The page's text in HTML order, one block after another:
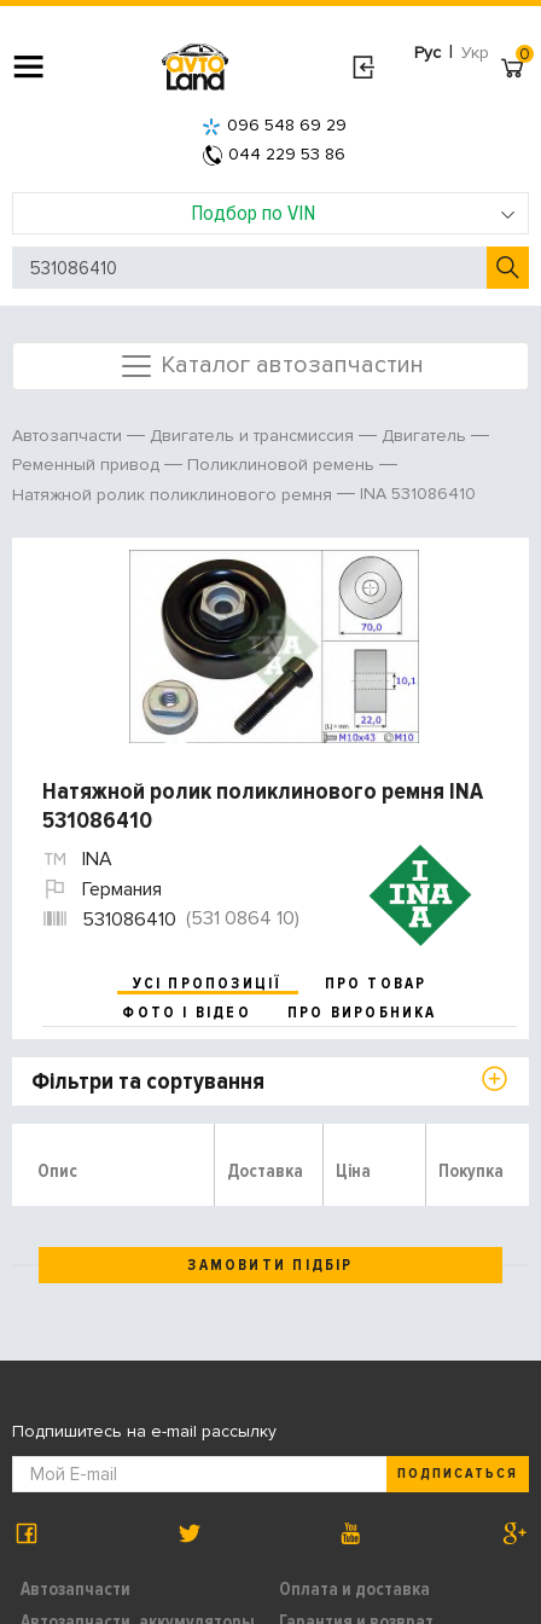
Рус | Укр
Подбор по VIN
096 548 69 29
044 229 53 86
0
Каталог автозапчастин
Автозапчасти Двигатель и трансмиссия
Двигатель
Ременный привод
Поликлиновой ремень
Натяжной ролик поликлинового ремня
INA 531086410
Натяжной ролик поликлинового ремня INA
531086410
INA
Германия
531086410 (531 0864 10)
УСІ ПРОПОЗИЦІЇ
ПРО ТОВАР
ФОТО І ВІДЕО
ПРО ВИРОБНИКА
Фільтри та сортування
Опис Доставка Ціна Покупка
ЗАМОВИТИ ПІДБІР
Автозапчасти
Оплата и доставка
Подпишитесь на e-mail рассылку
ПОДПИСАТЬСЯ